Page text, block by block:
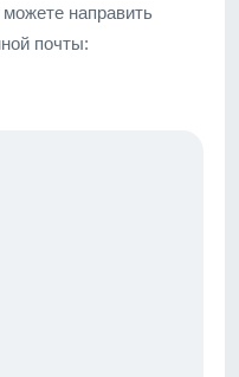
направить
почты: